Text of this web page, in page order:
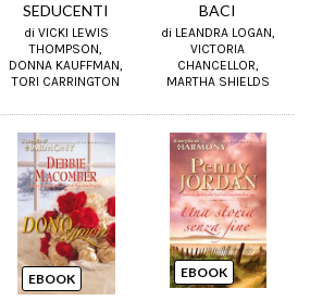
SEDUCENTI
di VICKI LEWIS
THOMPSON,
DONNA KAUFFMAN,
TORI CARRINGTON
BACI
di LEANDRA LOGAN,
VICTORIA
CHANCELLOR,
MARTHA SHIELDS
EBOOK EBOOK